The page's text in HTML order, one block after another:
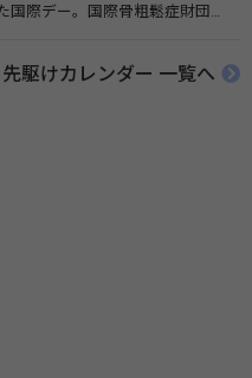
国際デー。国際骨粗鬆症財団
）
駆けカレンダー 一覧へ